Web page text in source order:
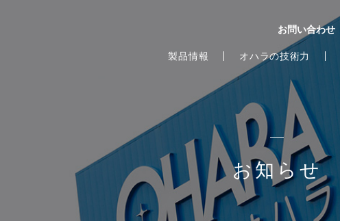
お問い合わせ
製品情報 オハラの技術力
お知らせ